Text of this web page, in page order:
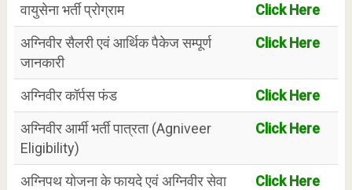
वायुसेना भर्ती प्रोग्राम
Click Here
अग्निवीर सैलरी एवं आर्थिक पैकेज सम्पूर्ण
जानकारी
Click Here
अग्निवीर कॉर्पस फंड
Click Here
अग्निवीर आर्मी भर्ती पात्रता (Agniveer
Eligibility)
Click Here
अग्निपथ योजना के फायदे एवं अग्निवीर सेवा
Click Here